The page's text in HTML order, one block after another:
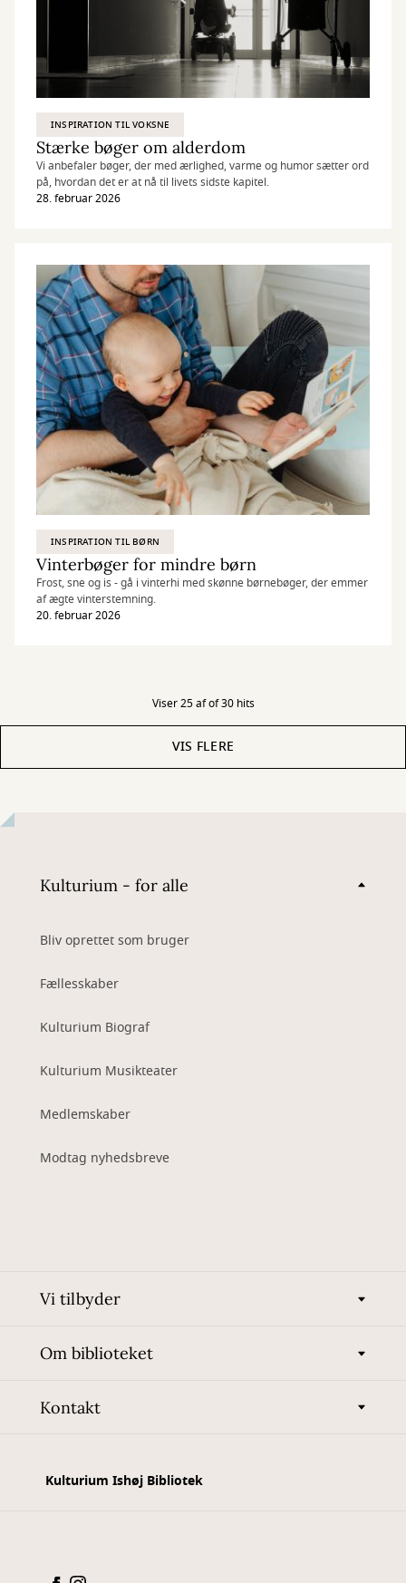
INSPIRATION TIL VOKSNE
Stærke bøger om alderdom
Vi anbefaler bøger, der med ærlighed, varme og humor sætter ord
på, hvordan det er at nå til livets sidste kapitel.
28. februar 2026
INSPIRATION TIL BØRN
Vinterbøger for mindre børn
Frost, sne og is - gå i vinterhi med skønne børnebøger, der emmer
af ægte vinterstemning.
20. februar 2026
Viser 25 af of 30 hits
VIS FLERE
Kulturium - for alle
Bliv oprettet som bruger
Fællesskaber
Kulturium Biograf
Kulturium Musikteater
Medlemskaber
Modtag nyhedsbreve
Vi tilbyder
Om biblioteket
Kontakt
Kulturium Ishøj Bibliotek